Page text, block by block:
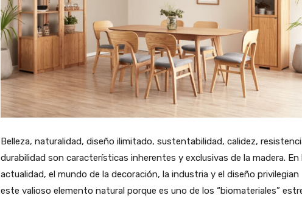
Belleza, naturalidad, diseño ilimitado, sustentabilidad, calidez,
durabilidad son características inherentes y exclusivas de la madera. En
actualidad, el mundo de la decoración, la industria y el diseño privilegian
este valioso elemento natural porque es uno de los “biomateriales”